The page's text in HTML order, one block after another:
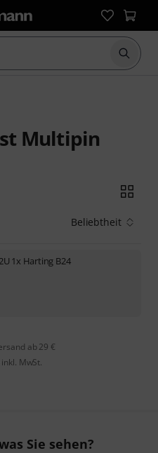
Suche
Multipin
Beliebtheit
1x Harting B24
ab 29 €
MwSt.
Sie sehen?